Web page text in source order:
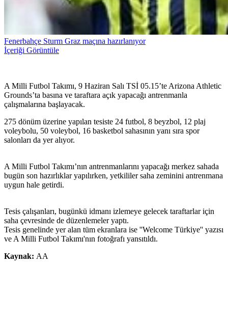
Fenerbahçe Sturm Graz maçına hazırlanıyor
İçeriği Görüntüle
A Milli Futbol Takımı, 9 Haziran Salı TSİ 05.15’te Arizona Athletic
Grounds’ta basına ve taraftara açık yapacağı antrenmanla
çalışmalarına başlayacak.
275 dönüm üzerine yapılan tesiste 24 futbol, 8 beyzbol, 12 plaj
voleybolu, 50 voleybol, 16 basketbol sahasının yanı sıra spor
salonları da yer alıyor.
A Milli Futbol Takımı’nın antrenmanlarını yapacağı merkez sahada
bugün son hazırlıklar yapılırken, yetkililer saha zeminini antrenmana
uygun hale getirdi.
Tesis çalışanları, bugünkü idmanı izlemeye gelecek taraftarlar için
saha çevresinde de düzenlemeler yaptı.
Tesis genelinde yer alan tüm ekranlara ise ''Welcome Türkiye'' yazısı
ve A Milli Futbol Takımı'nın fotoğrafı yansıtıldı.
Kaynak: AA